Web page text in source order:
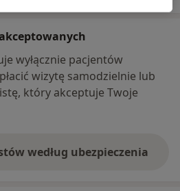
wyłącznie pacjentów
wizytę samodzielnie lub
który akceptuje Twoje
według ubezpieczenia